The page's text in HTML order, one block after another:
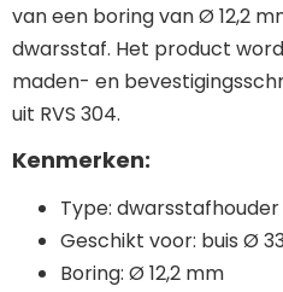
van een boring van Ø 12,2
dwarsstaf. Het product
maden- en
uit RVS 304.
Kenmerken:
Type: dwarsstafhouder
Geschikt voor: buis Ø
Boring: Ø 12,2 mm